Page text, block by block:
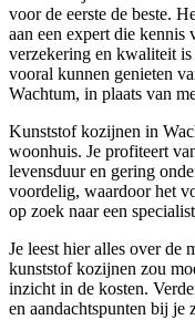
voor de eerste de beste.
aan een expert die kennis
verzekering en kwaliteit
vooral kunnen genieten
Wachtum, in plaats van
Kunststof kozijnen in
woonhuis. Je profiteert
levensduur en gering
voordelig, waardoor het
op zoek naar een
Je leest hier alles over de
kunststof kozijnen zou
inzicht in de kosten.
en aandachtspunten bij je